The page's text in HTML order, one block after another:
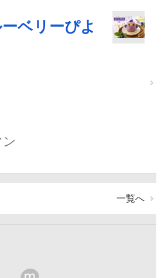
ベリーぴよ
一覧へ